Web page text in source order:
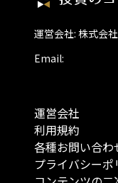
運営会社: 株式会
Email:
運営会社
利用規約
各種お問い合わ
プライバシーポ